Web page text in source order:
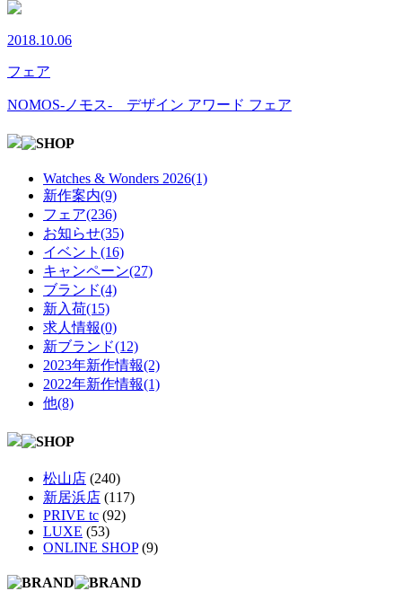
2018.10.06
フェア
NOMOS-ノモス- デザイン アワード フェア
Watches & Wonders 2026(1)
新作案内(9)
フェア(236)
お知らせ(35)
イベント(16)
キャンペーン(27)
ブランド(4)
新入荷(15)
求人情報(0)
新ブランド(12)
2023年新作情報(2)
2022年新作情報(1)
他(8)
松山店 (240)
新居浜店 (117)
PRIVE tc (92)
LUXE (53)
ONLINE SHOP(9)